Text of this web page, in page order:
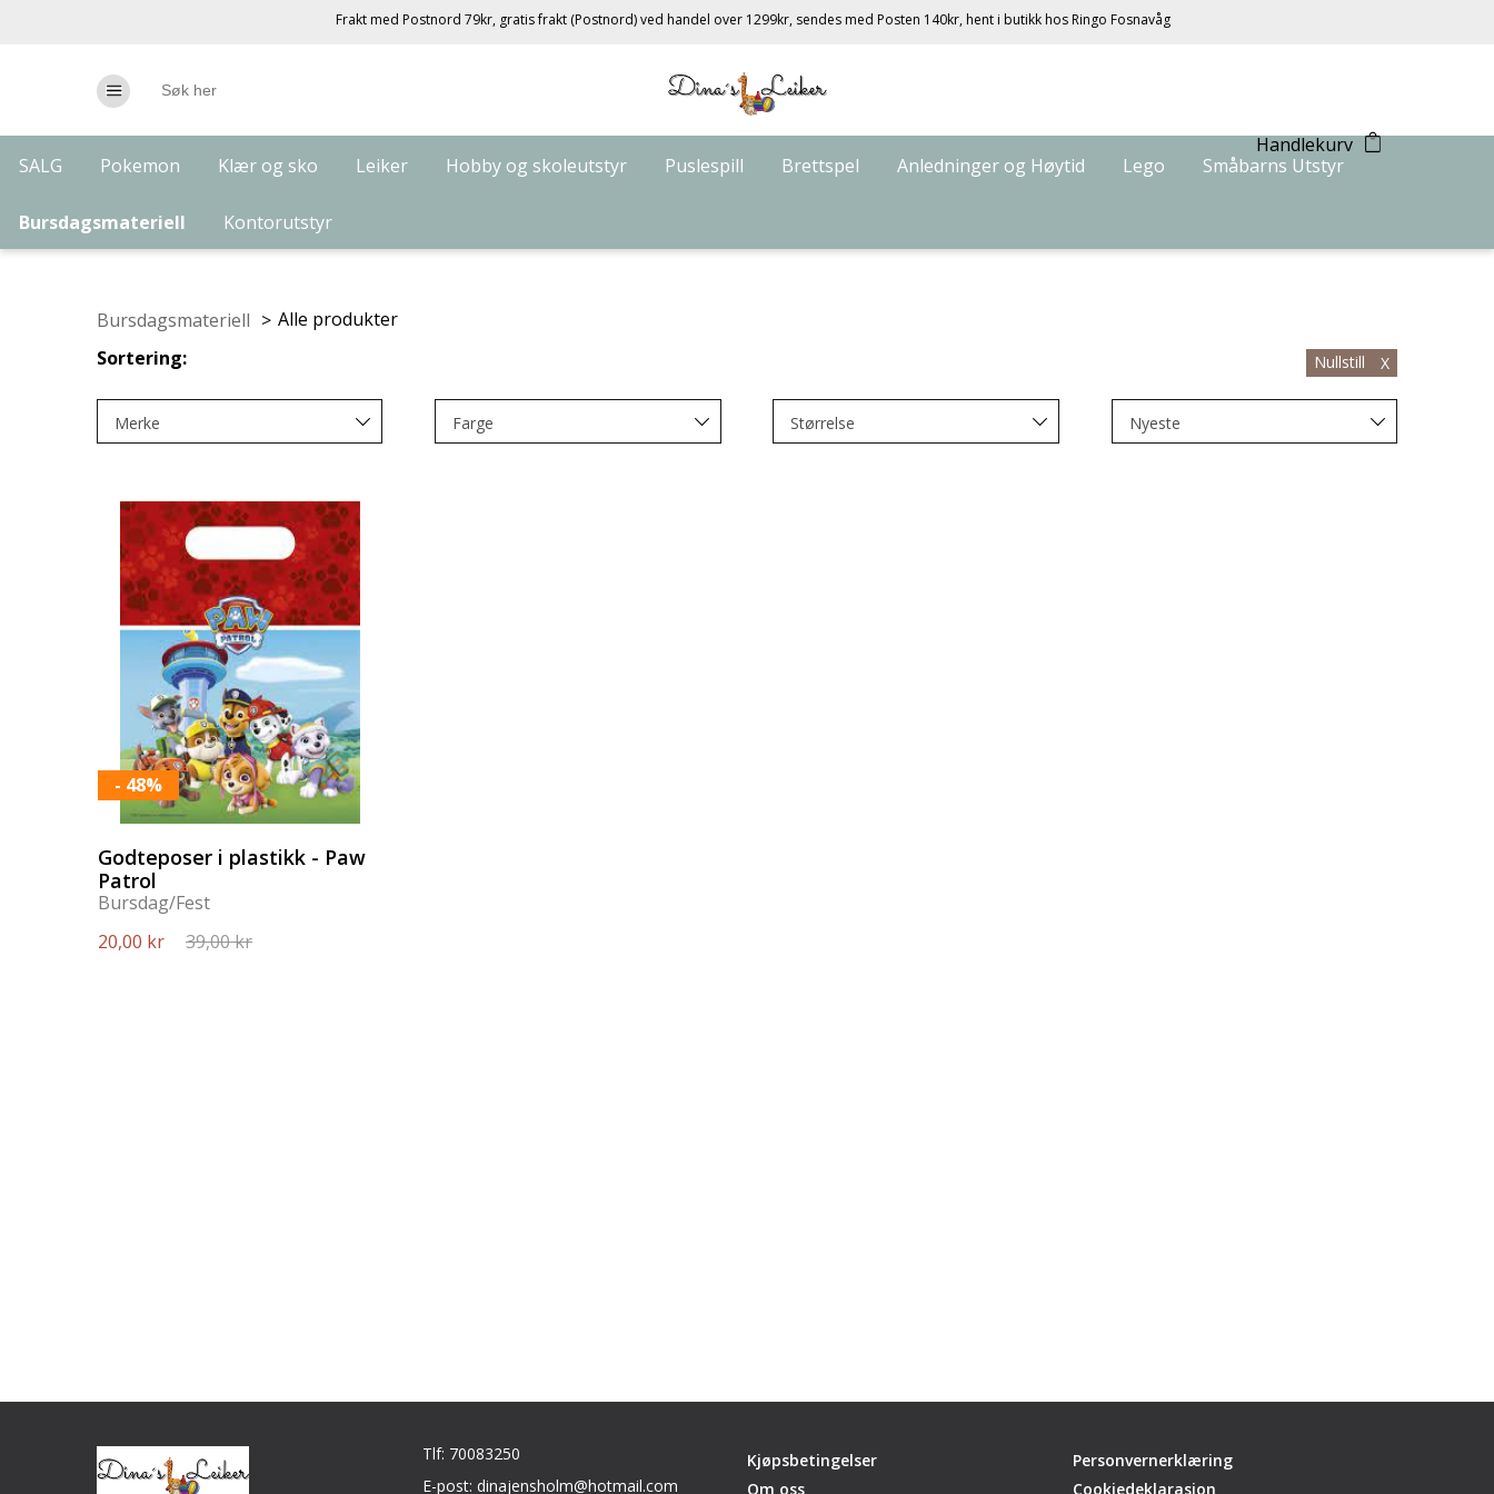
Frakt med Postnord 79kr, gratis frakt (Postnord) ved handel over 1299kr, sendes med Posten 140kr, hent i butikk hos Ringo Fosnavåg
SALG Pokemon Klær og sko Leiker Hobby og skoleutstyr Puslespill Brettspel Anledninger og Høytid Lego Småbarns Utstyr
Bursdagsmateriell Kontorutstyr
Handlekurv
Bursdagsmateriell > Alle produkter
Sortering:
Nullstill X
Merke Farge Størrelse Nyeste
Godteposer i plastikk - Paw
Patrol
Bursdag/Fest
20,00 kr
39,00 kr
- 48%
Tlf: 70083250
E-post: dinajensholm@hotmail.com
Kjøpsbetingelser
Om oss
Personvernerklæring
Cookiedeklarasjon